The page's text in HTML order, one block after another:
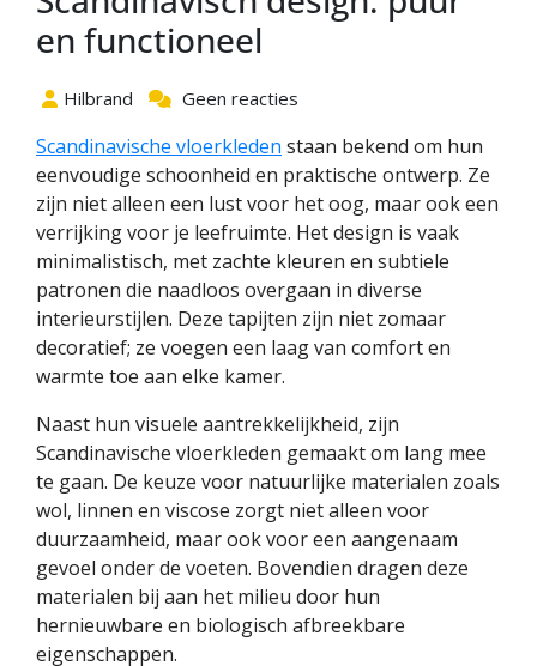
en functioneel
Hilbrand Geen reacties
Scandinavische vloerkleden staan bekend om hun
eenvoudige schoonheid en praktische ontwerp. Ze
zijn niet alleen een lust voor het oog, maar ook een
verrijking voor je leefruimte. Het design is vaak
minimalistisch, met zachte kleuren en subtiele
patronen die naadloos overgaan in diverse
interieurstijlen. Deze tapijten zijn niet zomaar
decoratief; ze voegen een laag van comfort en
warmte toe aan elke kamer.
Naast hun visuele aantrekkelijkheid, zijn
Scandinavische vloerkleden gemaakt om lang mee
te gaan. De keuze voor natuurlijke materialen zoals
wol, linnen en viscose zorgt niet alleen voor
duurzaamheid, maar ook voor een aangenaam
gevoel onder de voeten. Bovendien dragen deze
materialen bij aan het milieu door hun
hernieuwbare en biologisch afbreekbare
eigenschappen.